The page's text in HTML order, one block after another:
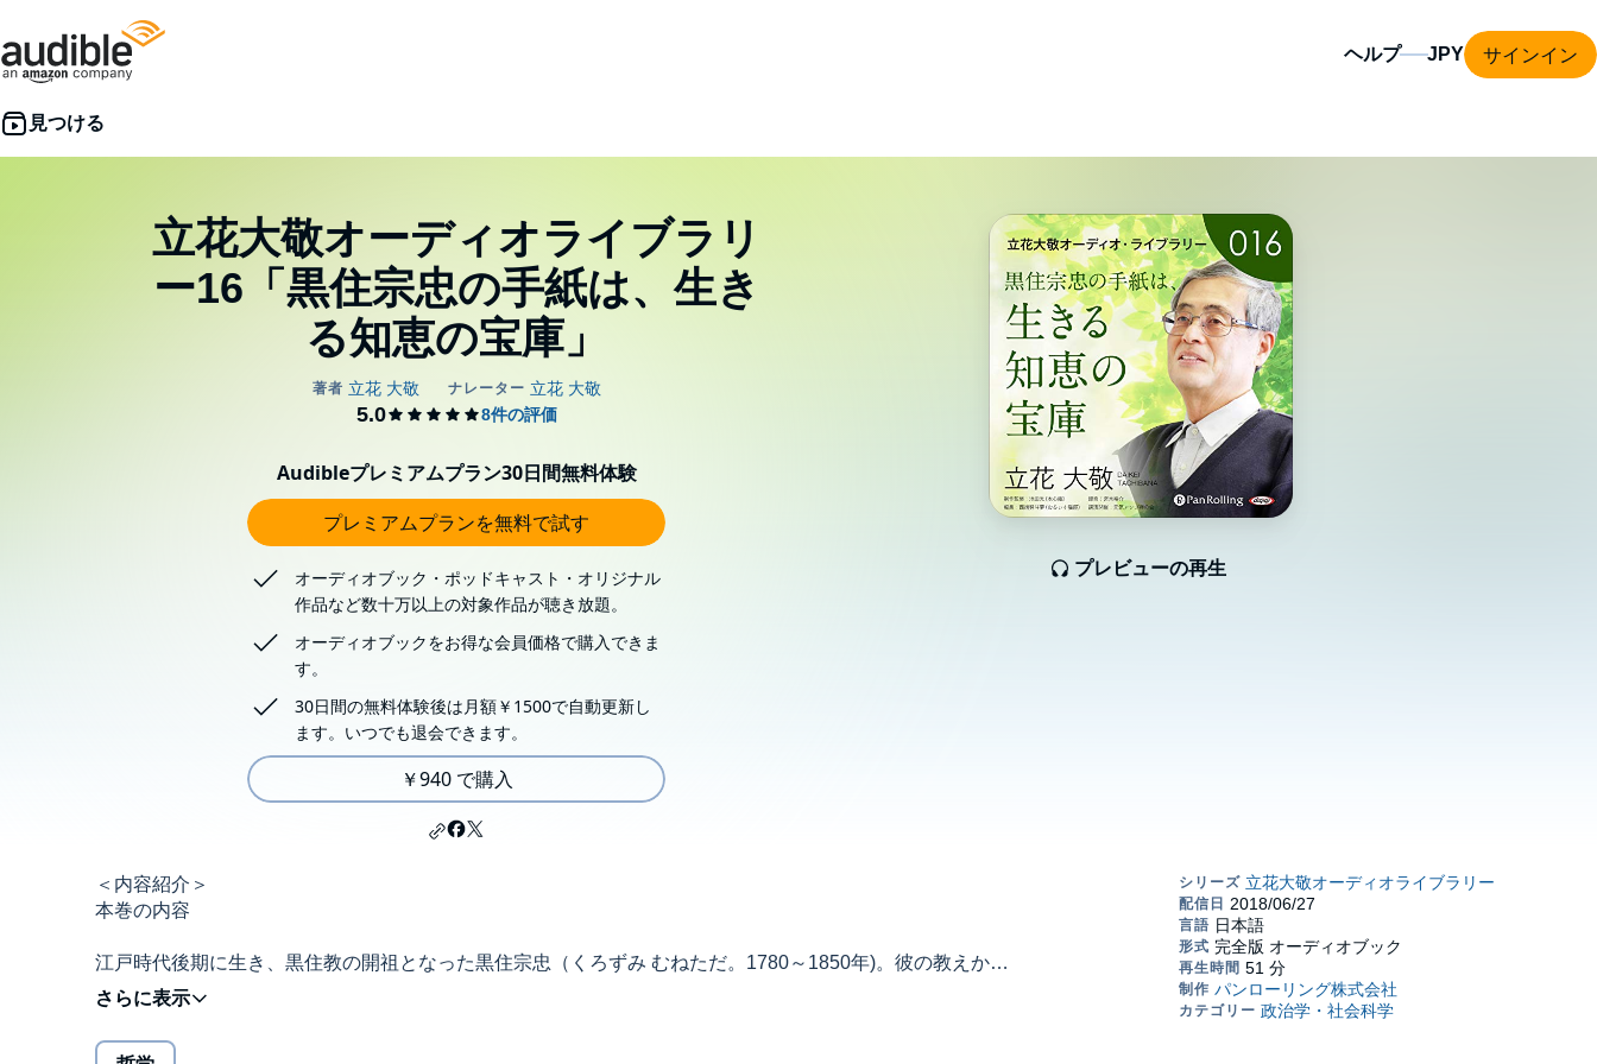
ヘルプ サインイン
立花大敬オーディオライブラリ
ー16「黒住宗忠の手紙は、生き
る知恵の宝庫」
プレビューの再生
Audibleプレミアムプラン30日間無料体験
プレミアムプランを無料で試す
オーディオブック・ポッドキャスト・オリジナル
作品など数十万以上の対象作品が聴き放題。
オーディオブックをお得な会員価格で購入できま
す。
30日間の無料体験後は月額￥1500で自動更新し
ます。いつでも退会できます。
￥940 で購入
＜内容紹介＞
本巻の内容
江戸時代後期に生き、黒住教の開祖となった黒住宗忠（くろずみ むねただ。1780～1850年)。彼の教えか
ら、生きる知恵を学ぶ。
黒住宗忠の直弟子であり、岡山藩の藩士・石尾乾介は、師の手紙を大切に保管していた。その手紙を読み解
き、「物事の善悪を自分の頭で判断せず、いのちの本質に任せることによって健康も仕事もすべてうまくい